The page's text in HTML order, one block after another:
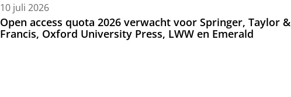
10 juli 2026
Open access quota 2026 verwacht voor Springer, Taylor &
Francis, Oxford University Press, LWW en Emerald